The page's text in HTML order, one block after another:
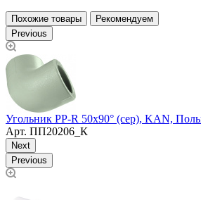
Похожие товары
Рекомендуем
Previous
Угольник PP-R 50х90° (сер), KAN,
Арт. ПП20206_К
Next
Previous